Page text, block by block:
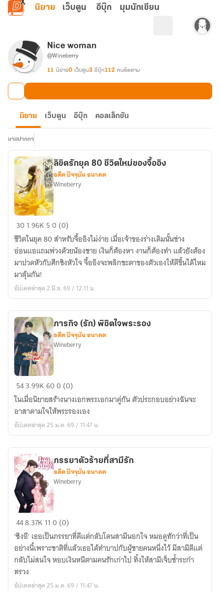
ข้ามไปยังเนื้อหาหลัก
นิยาย เว็บตูน อีบุ๊ก มุมนักเขียน
Nice woman
@Wineberry
11 นิยาย0 เว็บตูน3 อีบุ๊ก112 คนติดตาม
นิยาย เว็บตูน อีบุ๊ก คอลเล็กชัน
นามปากกา
ลิขิต
รัก
ยุค
80
ชีวิต
ใหม่
ของ
ออิง
ลิขิตรักยุค 80 ชีวิตใหม่ของจื้ออิง
อดีต ปัจจุบัน อนาคต
Wineberry
301.96K 50 (0)
ชีวิตในยุค 80 สำหรับจื้ออิงไม่ง่าย เมื่อเจ้าของร่างเดิมนั้นช่าง
อ่อนแอแถมพ่วงด้วยน้องชาย เงินก็ต้องหา งานก็ต้องทำ แล้วยังต้อง
มาปวดหัวกับศึกชิงหัวใจ จื้ออิงจะพลิกชะตาของตัวเองให้ดีขึ้นได้ไหม
มาลุ้นกัน!
อัปเดตล่าสุด 2 มิ.ย. 69 / 12:11 น.
ภารกิจ
(รัก)
พิชิต
ใจ
พระรอง
ภารกิจ (รัก) พิชิตใจพระรอง
อดีต ปัจจุบัน อนาคต
Wineberry
543.99K600 (0)
ในเมื่อนิยายสร้างนางเอกพระเอกมาคู่กัน ตัวประกอบอย่างฉันจะ
อาสาดามใจให้พระรองเอง
อัปเดตล่าสุด 25 ม.ค. 69 / 11:47 น.
ภรรยา
ตัว
ร้าย
ที่
สามี
รัก
ภรรยาตัวร้ายที่สามีรัก
อดีต ปัจจุบัน อนาคต
Wineberry
448.37K 110 (0)
'ซิงอี' เธอเป็นภรรยาที่ดีแต่กลับโดนสามีนอกใจ หมอดูทักว่าที่เป็น
อย่างนี้เพราะชาติที่แล้วเธอได้ทำบาปกับผู้ชายคนหนึ่งไว้ มีสามีดีแต่
กลับไม่สนใจ หอบเงินหนีตามคนรักเก่าไป ทิ้งให้สามีเจ็บช้ำระกำ
ทรวง
อัปเดตล่าสุด 25 ม.ค. 69 / 11:47 น.